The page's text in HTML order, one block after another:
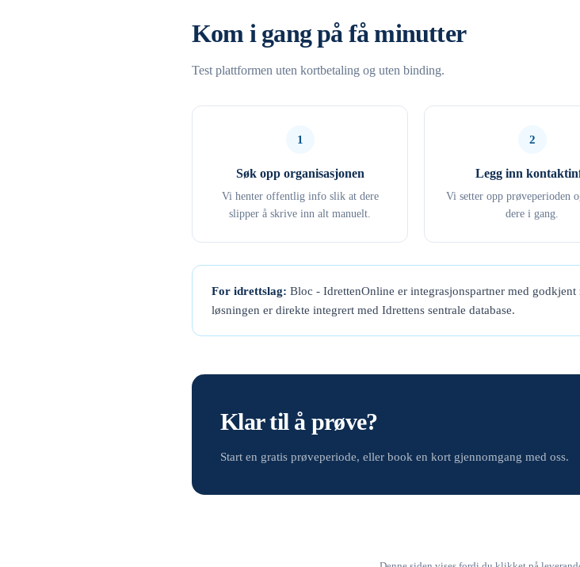
Kom i gang på få minutter
Test plattformen uten kortbetaling og uten binding.
1
Søk opp organisasjonen
Vi henter offentlig info slik at dere
slipper å skrive inn alt manuelt.
2
Legg inn
Vi setter opp prøveperioden
dere i gang.
For idrettslag: Bloc - IdrettenOnline er integrasjonspartner med
løsningen er direkte integrert med Idrettens sentrale database.
Klar til å prøve?
Start en gratis prøveperiode, eller book en kort gjennomgang med oss.